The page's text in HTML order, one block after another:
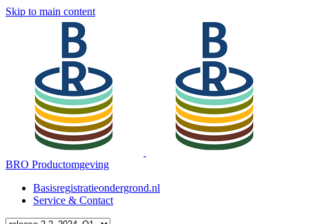
Skip to main content
BRO Productomgeving
Basisregistratieondergrond.nl
Service & Contact